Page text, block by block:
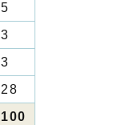
5
3
3
28
100